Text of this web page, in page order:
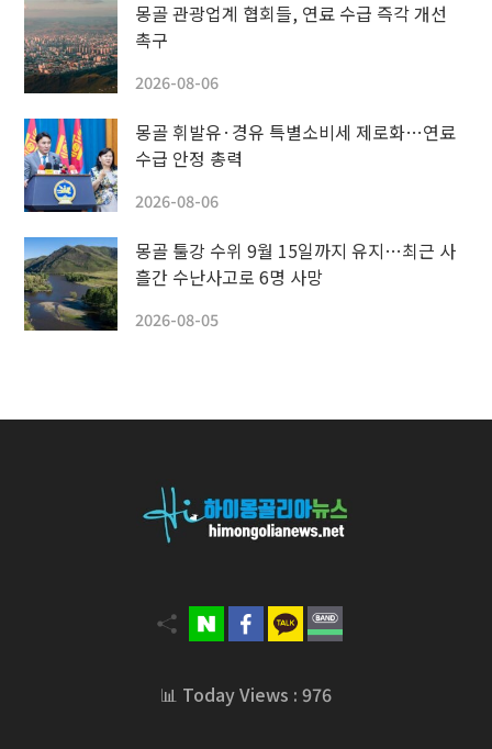
몽골 관광업계 협회들, 연료 수급 즉각 개선
촉구
2026-08-06
몽골 휘발유·경유 특별소비세 제로화…연료
수급 안정 총력
2026-08-06
몽골 툴강 수위 9월 15일까지 유지…최근 사
흘간 수난사고로 6명 사망
2026-08-05
📊 Today Views : 976